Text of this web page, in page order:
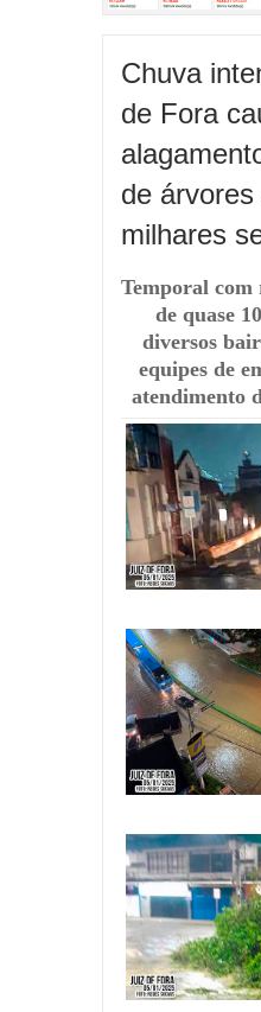
Chuva
de Fora
de
milhares
Temporal com
de quase
diversos
equipes de
atendimento